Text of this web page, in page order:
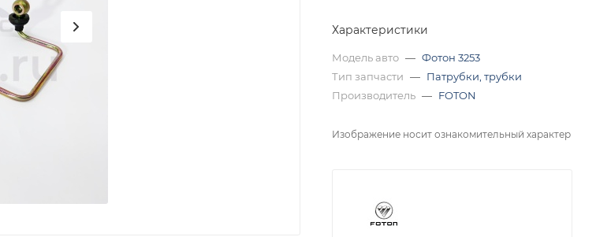
Характеристики
Модель авто — Фотон 3253
Тип запчасти — Патрубки, трубки
Производитель — FOTON
Изображение носит ознакомительный характер